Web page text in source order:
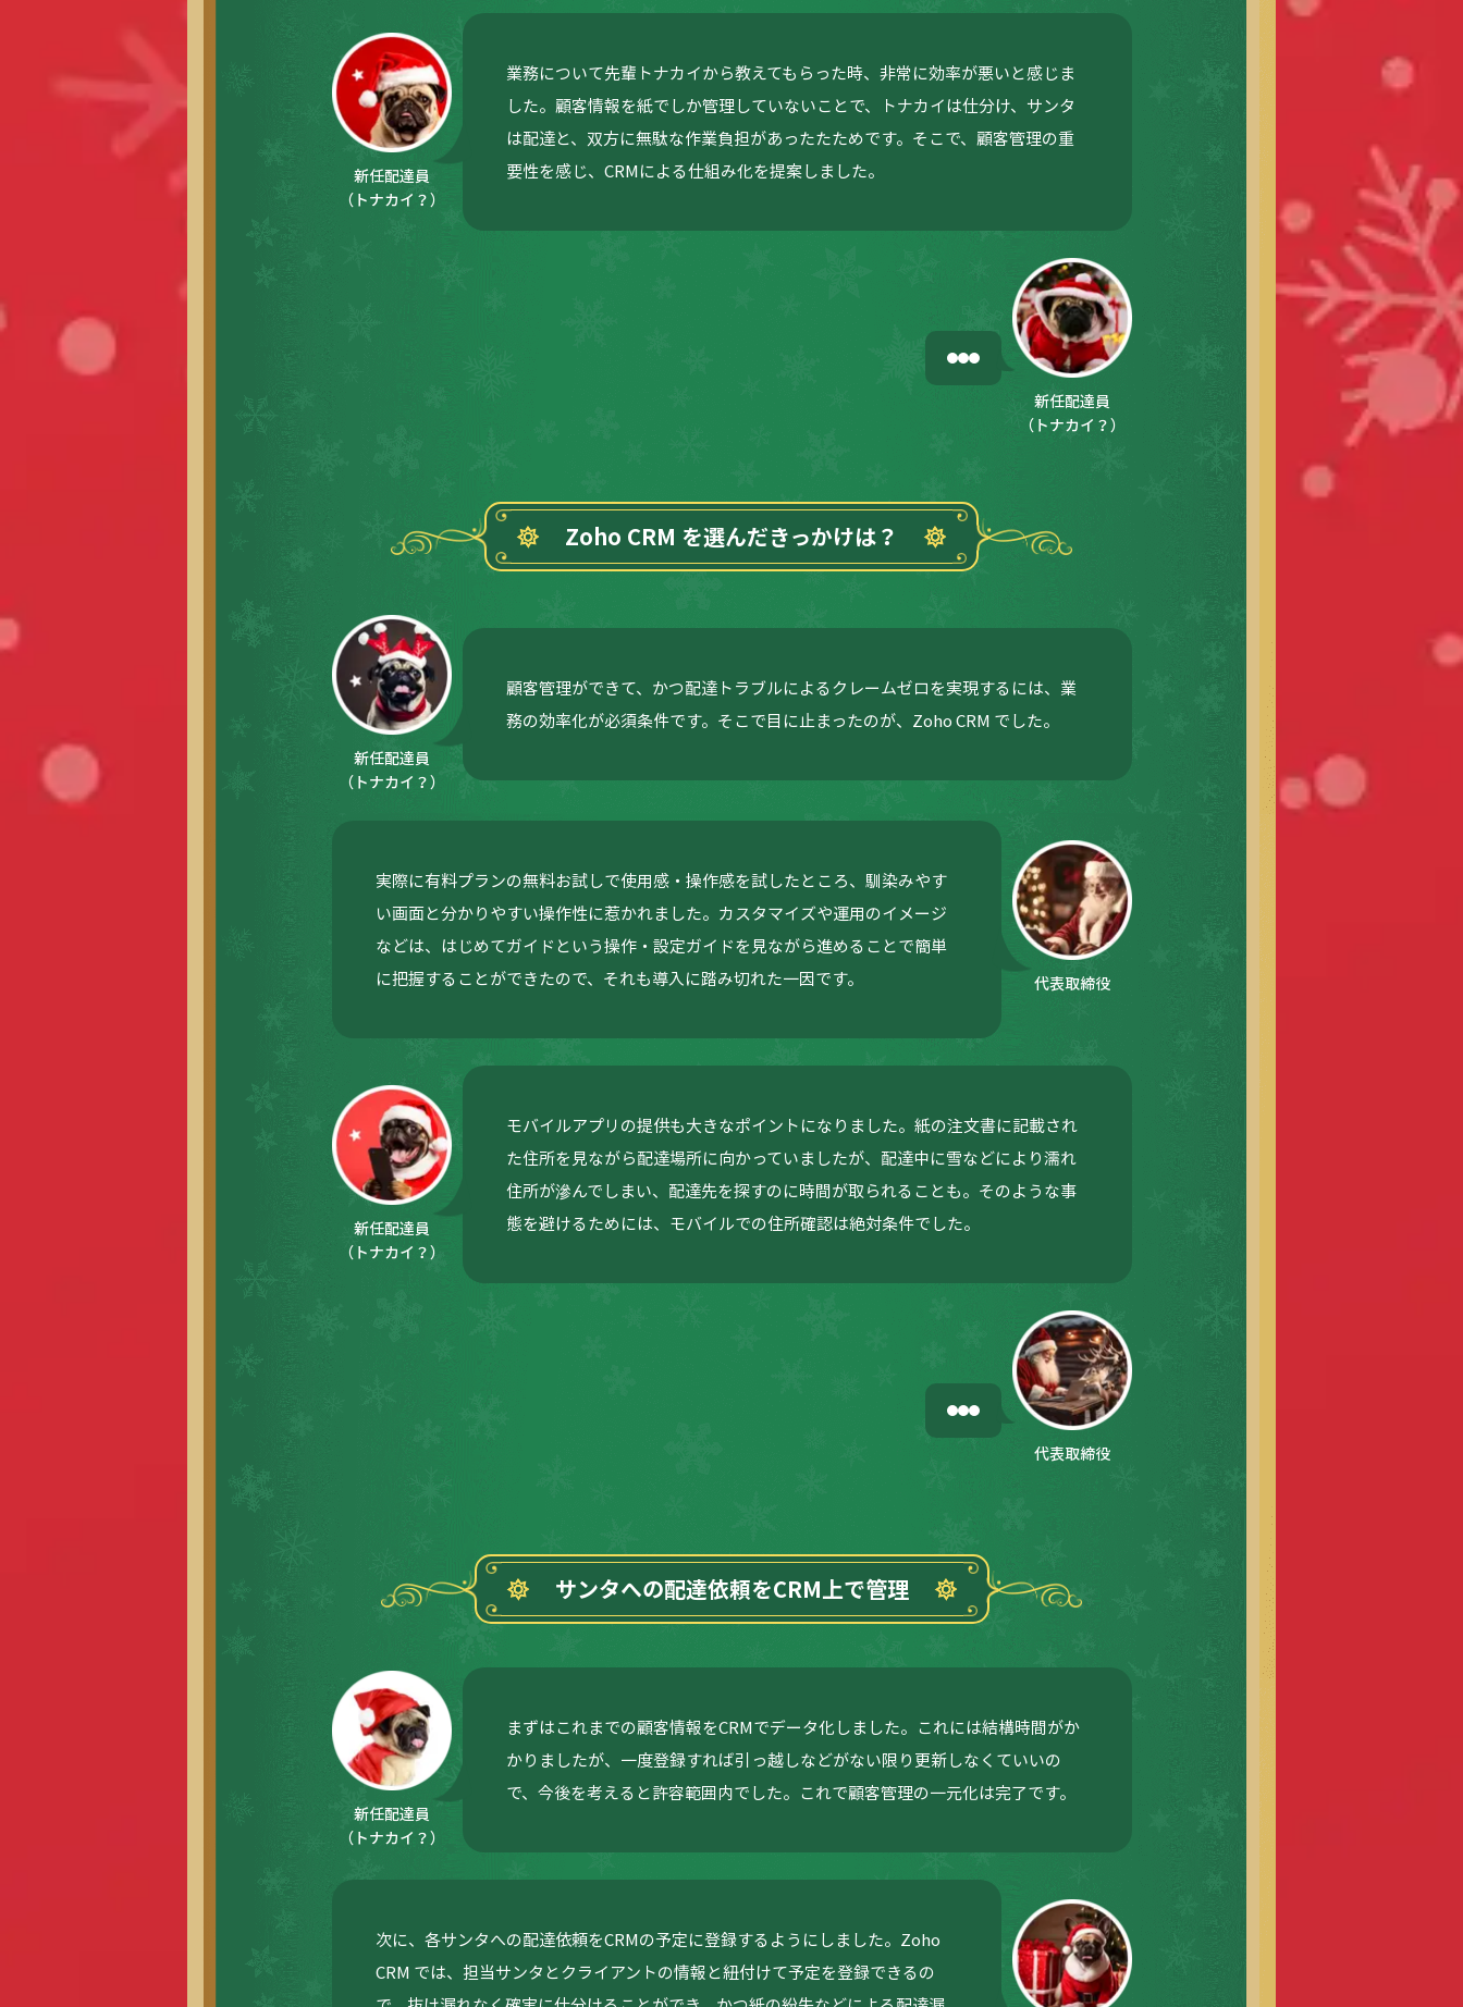
新任配達員
（トナカイ？）
業務について先輩トナカイから教えてもらった時、非常に効率が悪いと感じま
した。顧客情報を紙でしか管理していないことで、トナカイは仕分け、サンタ
は配達と、双方に無駄な作業負担があったたためです。そこで、顧客管理の重
要性を感じ、CRMによる仕組み化を提案しました。
新任配達員
（トナカイ？）
Zoho CRM を選んだきっかけは？
新任配達員
（トナカイ？）
顧客管理ができて、かつ配達トラブルによるクレームゼロを実現するには、業
務の効率化が必須条件です。そこで目に止まったのが、Zoho CRM でした。
代表取締役
実際に有料プランの無料お試しで使用感・操作感を試したところ、馴染みやす
い画面と分かりやすい操作性に惹かれました。カスタマイズや運用のイメージ
などは、はじめてガイドという操作・設定ガイドを見ながら進めることで簡単
に把握することができたので、それも導入に踏み切れた一因です。
新任配達員
（トナカイ？）
モバイルアプリの提供も大きなポイントになりました。紙の注文書に記載され
た住所を見ながら配達場所に向かっていましたが、配達中に雪などにより濡れ
住所が滲んでしまい、配達先を探すのに時間が取られることも。そのような事
態を避けるためには、モバイルでの住所確認は絶対条件でした。
代表取締役
サンタへの配達依頼をCRM上で管理
新任配達員
（トナカイ？）
まずはこれまでの顧客情報をCRMでデータ化しました。これには結構時間がか
かりましたが、一度登録すれば引っ越しなどがない限り更新しなくていいの
で、今後を考えると許容範囲内でした。これで顧客管理の一元化は完了です。
次に、各サンタへの配達依頼をCRMの予定に登録するようにしました。Zoho
CRM では、担当サンタとクライアントの情報と紐付けて予定を登録できるの